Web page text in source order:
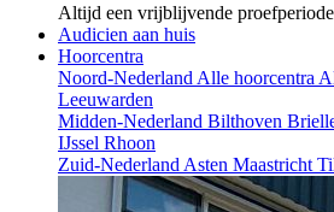
Altijd een vrijblijvende proefperiode
Audicien aan huis
Hoorcentra
Noord-Nederland Alle hoorcentra
Leeuwarden
Midden-Nederland Bilthoven
IJssel Rhoon
Zuid-Nederland Asten Maastricht